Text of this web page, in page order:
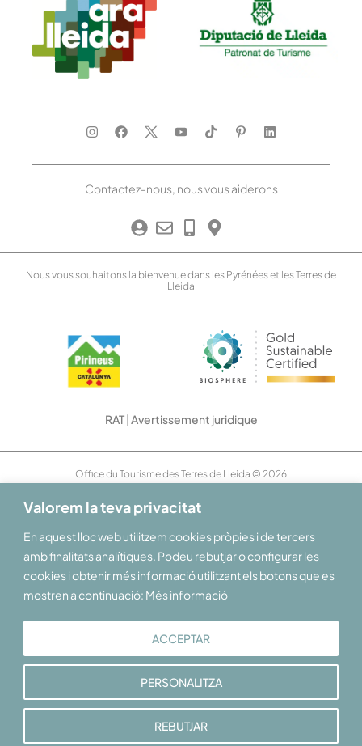
Valorem la teva privacitat
En aquest lloc web utilitzem cookies pròpies i de tercers
amb finalitats analítiques. Podeu rebutjar o configurar les
cookies i obtenir més informació utilitzant els botons que es
mostren a continuació: Més informació
PERSONALITZA
REBUTJAR
ACCEPTAR
Contactez-nous, nous vous aiderons
Nous vous souhaitons la bienvenue dans les Pyrénées et les Terres de
Lleida
RAT|Avertissement juridique
Office du Tourisme des Terres de Lleida © 2026